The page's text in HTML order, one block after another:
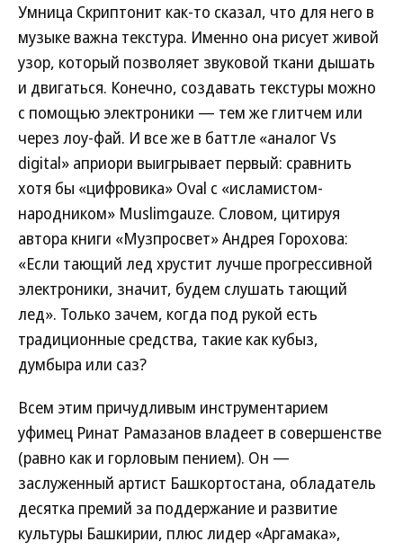
Умница Скриптонит как-то сказал, что для него в
музыке важна текстура. Именно она рисует живой
узор, который позволяет звуковой ткани дышать
и двигаться. Конечно, создавать текстуры можно
с помощью электроники — тем же глитчем или
через лоу-фай. И все же в баттле «аналог Vs
digital» априори выигрывает первый: сравнить
хотя бы «цифровика» Oval с «исламистом-
народником» Muslimgauze. Словом, цитируя
автора книги «Музпросвет» Андрея Горохова:
«Если тающий лед хрустит лучше прогрессивной
электроники, значит, будем слушать тающий
лед». Только зачем, когда под рукой есть
традиционные средства, такие как кубыз,
думбыра или саз?
Всем этим причудливым инструментарием
уфимец Ринат Рамазанов владеет в совершенстве
(равно как и горловым пением). Он —
заслуженный артист Башкортостана, обладатель
десятка премий за поддержание и развитие
культуры Башкирии, плюс лидер «Аргамака»,